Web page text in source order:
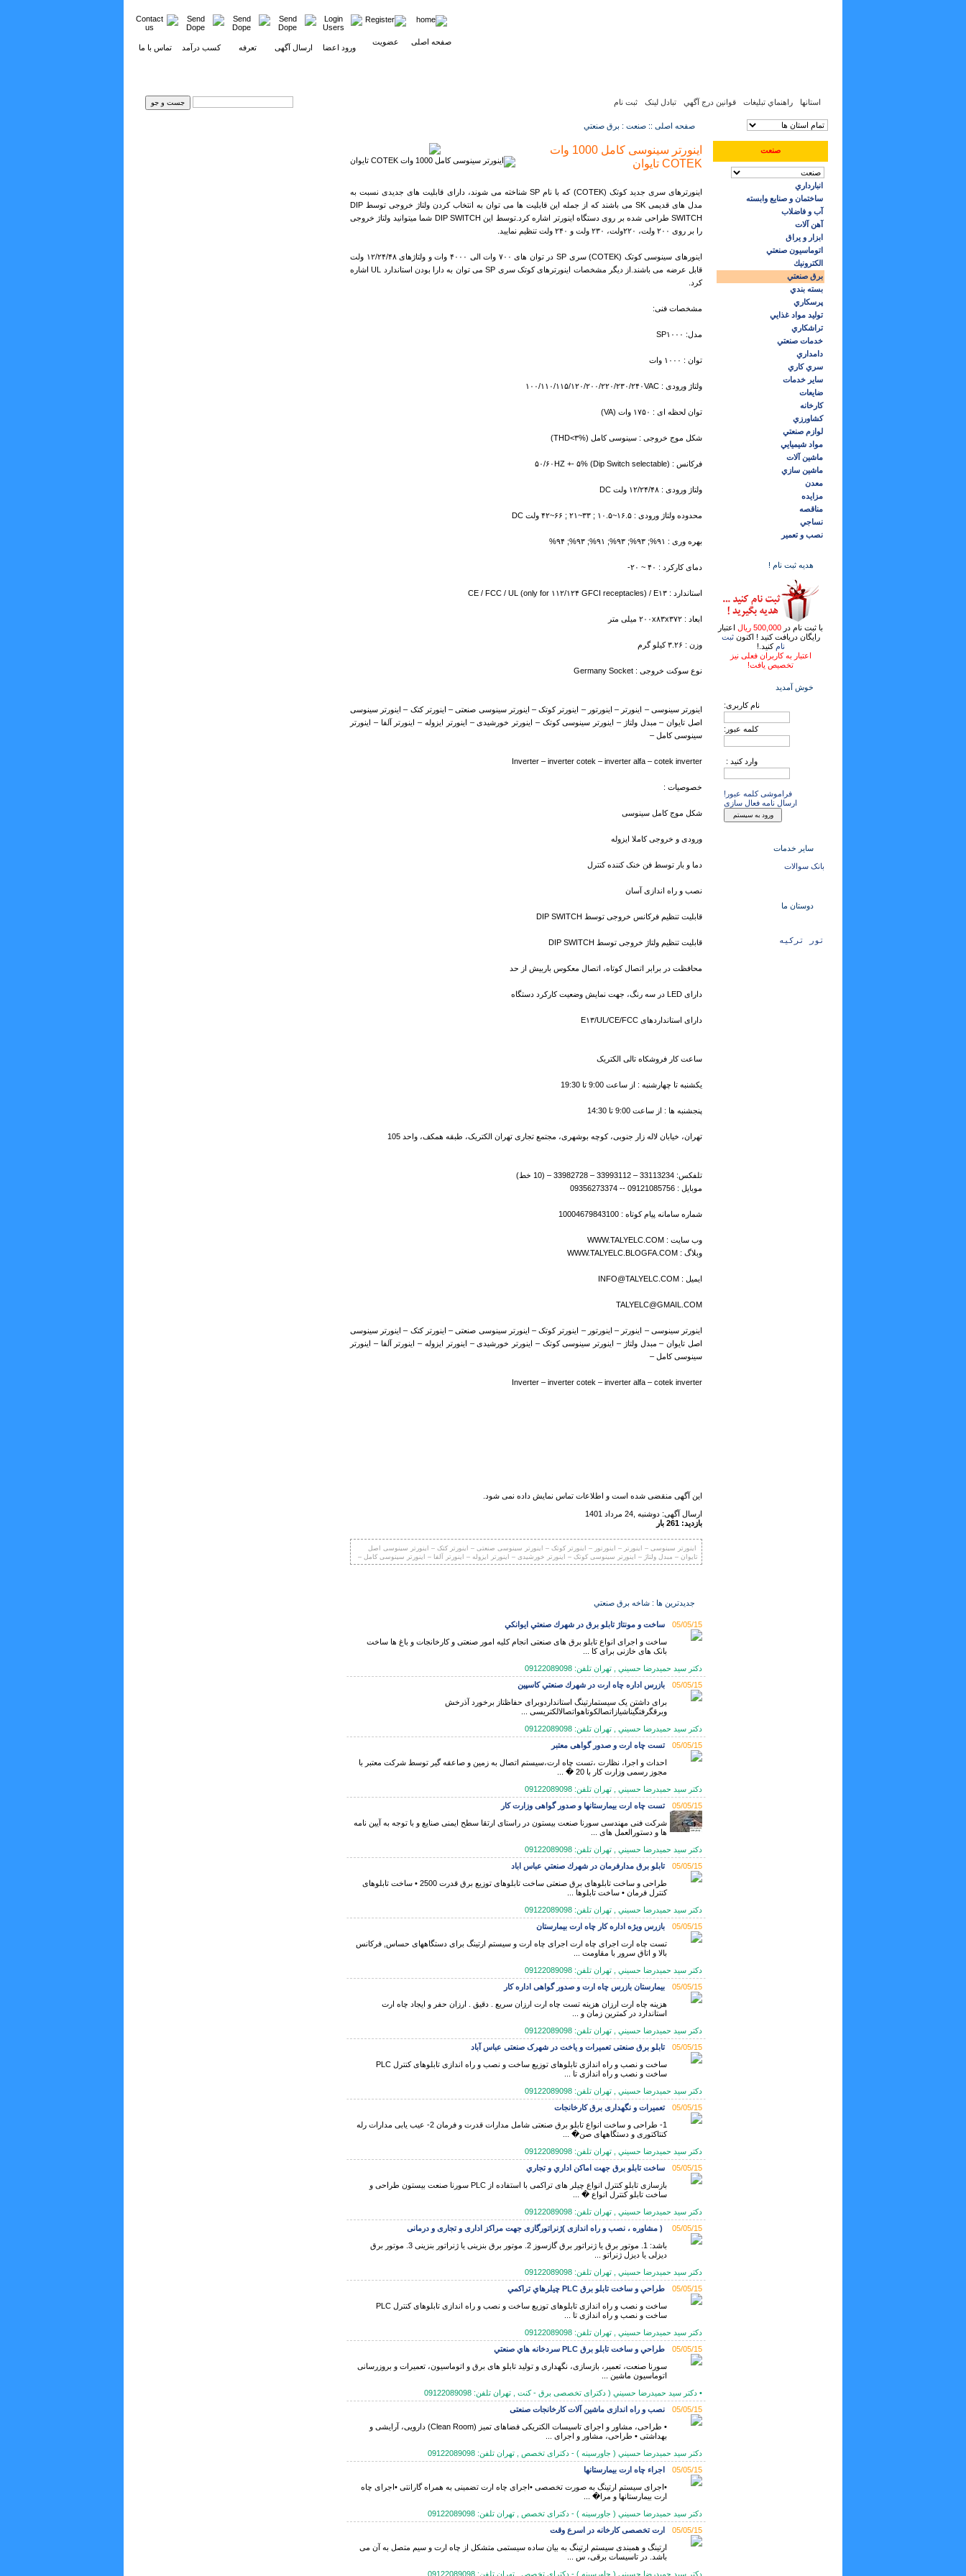
صفحه اصلی عضویت
ورود اعضا ارسال آگهی تعرفه کسب درآمد تماس با ما
استانها راهنماي تبليغات قوانين درج آگهي تبادل لینک ثبت نام
صنعت
انبارداري
ساختمان و صنایع وابسته
آب و فاضلاب
آهن آلات
ابزار و يراق
اتوماسيون صنعتي
الكترونيك
برق صنعتي
بسته بندي
پرسكاري
توليد مواد غذايي
تراشكاري
خدمات صنعتي
دامداري
سري كاري
ساير خدمات
ضايعات
كارخانه
كشاورزي
لوازم صنعتي
مواد شيميايي
ماشين آلات
ماشين سازي
معدن
مزايده
مناقصه
نساجي
نصب و تعمير
هدیه ثبت نام !
با ثبت نام در 500,000 ریال
اعتبار
رایگان دریافت کنید ! اکنونثبت
نام کنید.!
اعتبار به کاربران فعلی نیز
تخصیص یافت!
خوش آمدید
نام کاربری:
کلمه عبور:
وارد کنید :
فراموشی کلمه عبور!
ارسال نامه فعال سازی
سایر خدمات
بانک سوالات
دوستان ما
تور ترکیه
صفحه اصلی :: صنعت : برق صنعتي
اینورتر سینوسی کامل 1000 وات
COTEK تایوان
اینورترهای سری جدید کوتک (COTEK) که با نام SP شناخته می شوند، دارای قابلیت های جدیدی نسبت به
مدل های قدیمی SK می باشند که از جمله این قابلیت ها می توان به انتخاب کردن ولتاژ خروجی توسط DIP
SWITCH طراحی شده بر روی دستگاه اینورتر اشاره کرد.توسط این DIP SWITCH شما میتوانید ولتاژ خروجی
را بر روی ۲۰۰ ولت، ۲۲۰ولت، ۲۳۰ ولت و ۲۴۰ ولت تنظیم نمایید.
اینورهای سینوسی کوتک (COTEK) سری SP در توان های ۷۰۰ وات الی ۴۰۰۰ وات و ولتاژهای ۱۲/۲۴/۴۸ ولت
قابل عرضه می باشند.از دیگر مشخصات اینورترهای کوتک سری SP می توان به دارا بودن استاندارد UL اشاره
کرد.
مشخصات فنی:
مدل: SP۱۰۰۰
توان : ۱۰۰۰ وات
ولتاژ ورودی : ۱۰۰/۱۱۰/۱۱۵/۱۲۰/۲۰۰/۲۲۰/۲۳۰/۲۴۰VAC
توان لحظه ای : ۱۷۵۰ وات (VA)
شکل موج خروجی : سینوسی کامل (THD<۳%)
فرکانس : ۵۰/۶۰HZ +- ۵% (Dip Switch selectable)
ولتاژ ورودی : ۱۲/۲۴/۴۸ ولت DC
محدوده ولتاژ ورودی : ۱۶.۵~۱۰.۵ ; ۳۳~۲۱ ; ۶۶~۴۲ ولت DC
بهره وری : ۹۱%; ۹۳%; ۹۳%; ۹۱%; ۹۳%; ۹۴%
دمای کارکرد : ۴۰ ~ ۲۰-
استاندارد : CE / FCC / UL (only for ۱۱۲/۱۲۴ GFCI receptacles) / E۱۳
ابعاد : ۲۰۰x۸۳x۳۷۲ میلی متر
وزن : ۳.۲۶ کیلو گرم
نوع سوکت خروجی : Germany Socket
اینورتر سینوسی – اینورتر – اینورتور – اینورتر کوتک – اینورتر سینوسی صنعتی – اینورتر کتک – اینورتر سینوسی
اصل تایوان – مبدل ولتاژ – اینورتر سینوسی کوتک – اینورتر خورشیدی – اینورتر ایزوله – اینورتر آلفا – اینورتر
سینوسی کامل –
Inverter – inverter cotek – inverter alfa – cotek inverter
خصوصیات :
شکل موج کامل سینوسی
ورودی و خروجی کاملا ایزوله
دما و بار توسط فن خنک کننده کنترل
نصب و راه اندازی آسان
قابلیت تنظیم فرکانس خروجی توسط DIP SWITCH
قابلیت تنظیم ولتاژ خروجی توسط DIP SWITCH
محافظت در برابر اتصال کوتاه، اتصال معکوس باربیش از حد
دارای LED در سه رنگ، جهت نمایش وضعیت کارکرد دستگاه
دارای استانداردهای E۱۳/UL/CE/FCC
ساعت کار فروشکاه تالی الکتریک
یکشنبه تا چهارشنبه : از ساعت 9:00 تا 19:30
پنجشنبه ها : از ساعت 9:00 تا 14:30
تهران، خیابان لاله زار جنوبی، کوچه بوشهری، مجتمع تجاری تهران الکتریک، طبقه همکف، واحد 105
تلفکس: 33113234 – 33993112 – 33982728 – (10 خط)
موبایل : 09121085756 -- 09356273374
شماره سامانه پیام کوتاه : 10004679843100
وب سایت : WWW.TALYELC.COM
وبلاگ : WWW.TALYELC.BLOGFA.COM
ایمیل : INFO@TALYELC.COM
TALYELC@GMAIL.COM
اینورتر سینوسی – اینورتر – اینورتور – اینورتر کوتک – اینورتر سینوسی صنعتی – اینورتر کتک – اینورتر سینوسی
اصل تایوان – مبدل ولتاژ – اینورتر سینوسی کوتک – اینورتر خورشیدی – اینورتر ایزوله – اینورتر آلفا – اینورتر
سینوسی کامل –
Inverter – inverter cotek – inverter alfa – cotek inverter
این آگهی منقضی شده است و اطلاعات تماس نمایش داده نمی شود.
ارسال آگهی: دوشنبه ,24 مرداد 1401
بازدید: 261 بار
اینورتر سینوسی – اینورتر – اینورتور – اینورتر کوتک – اینورتر سینوسی صنعتی – اینورتر کتک – اینورتر سینوسی اصل
تایوان – مبدل ولتاژ – اینورتر سینوسی کوتک – اینورتر خورشیدی – اینورتر ایزوله – اینورتر آلفا – اینورتر سینوسی کامل –
جدیدترین ها : شاخه برق صنعتي
05/05/15
ساخت و مونتاژ تابلو برق در شهرك صنعتي ايوانكي
ساخت و اجرای انواع تابلو برق های صنعتی انجام کلیه امور صنعتی و کارخانجات و باغ ها ساخت
بانک های خازنی برای کا ...
دكتر سيد حميدرضا حسيني , تهران تلفن: 09122089098
05/05/15
بازرس اداره چاه ارت در شهرك صنعتي كاسپين
برای داشتن یک سیستمارتینگ استانداردوبرای حفاظتاز برخورد آذرخش
وبرقگرفتگیناشیازاتصالکوتاهواتصالالکتریسی ...
دكتر سيد حميدرضا حسيني , تهران تلفن: 09122089098
05/05/15
تست چاه ارت و صدور گواهی معتبر
احداث و اجرا، نظارت ،تست چاه ارت،سیستم اتصال به زمین و صاعقه گیر توسط شرکت معتبر با
مجوز رسمی وزارت کار با 20 � ...
دكتر سيد حميدرضا حسيني , تهران تلفن: 09122089098
05/05/15
تست چاه ارت بیمارستانها و صدور گواهی وزارت کار
شرکت فنی مهندسی سورنا صنعت بیستون در راستای ارتقا سطح ایمنی صنایع و با توجه به آیین نامه
ها و دستورالعمل های ...
دكتر سيد حميدرضا حسيني , تهران تلفن: 09122089098
05/05/15
تابلو برق مدارفرمان در شهرك صنعتي عباس اباد
طراحی و ساخت تابلوهای برق صنعتی ساخت تابلوهای توزیع برق قدرت 2500 • ساخت تابلوهای
کنترل فرمان • ساخت تابلوها ...
دكتر سيد حميدرضا حسيني , تهران تلفن: 09122089098
05/05/15
بازرس ويژه اداره كار چاه ارت بيمارستان
تست چاه ارت اجرای چاه ارت اجرای چاه ارت و سیستم ارتینگ برای دستگاههای حساس, فرکانس
بالا و اتاق سرور با مقاومت ...
دكتر سيد حميدرضا حسيني , تهران تلفن: 09122089098
05/05/15
بیمارستان بازرس چاه ارت و صدور گواهی اداره کار
هزینه چاه ارت ارزان هزینه تست چاه ارت ارزان سریع . دقیق . ارزان حفر و ایجاد چاه ارت
استاندارد در کمترین زمان و ...
دكتر سيد حميدرضا حسيني , تهران تلفن: 09122089098
05/05/15
تابلو برق صنعتی تعمیرات و یاخت در شهرک صنعتی عباس آباد
ساخت و نصب و راه اندازی تابلوهای توزیع ساخت و نصب و راه اندازی تابلوهای کنترل PLC
ساخت و نصب و راه اندازی تا ...
دكتر سيد حميدرضا حسيني , تهران تلفن: 09122089098
05/05/15
تعمیرات و نگهداری برق کارخانجات
1- طراحی و ساخت انواع تابلو برق صنعتی شامل مدارات قدرت و فرمان 2- عیب یابی مدارات رله
کنتاکتوری و دستگاههای صن� ...
دكتر سيد حميدرضا حسيني , تهران تلفن: 09122089098
05/05/15
ساخت تابلو برق جهت اماكن اداري و تجاري
بازسازی تابلو کنترل انواع چیلر های تراکمی با استفاده از PLC سورنا صنعت بيستون طراحی و
ساخت تابلو کنترل انواع � ...
دكتر سيد حميدرضا حسيني , تهران تلفن: 09122089098
05/05/15
( مشاوره ، نصب و راه اندازی )ژنراتورگازی جهت مراکز اداری و تجاری و درمانی
باشد: 1. موتور برق یا ژنراتور برق گازسوز 2. موتور برق بنزینی یا ژنراتور بنزینی 3. موتور برق
دیزلی یا دیزل ژنراتو ...
دكتر سيد حميدرضا حسيني , تهران تلفن: 09122089098
05/05/15
طراحي و ساخت تابلو برق PLC چيلرهاي تراكمي
ساخت و نصب و راه اندازی تابلوهای توزیع ساخت و نصب و راه اندازی تابلوهای کنترل PLC
ساخت و نصب و راه اندازی تا ...
دكتر سيد حميدرضا حسيني , تهران تلفن: 09122089098
05/05/15
طراحي و ساخت تابلو برق PLC سردخانه هاي صنعتي
سورنا صنعت، تعمیر، بازسازی، نگهداری و تولید تابلو های برق و اتوماسیون، تعمیرات و بروزرسانی
اتوماسیون ماشین ...
• دکتر سيد حميدرضا حسيني ( دکترای تخصصی برق - كنت , تهران تلفن: 09122089098
05/05/15
نصب و راه اندازی ماشین آلات کارخانجات صنعتی
• طراحی، مشاور و اجرای تاسیسات الکتریکی فضاهای تمیز (Clean Room) دارویی، آرایشی و
بهداشتی • طراحی، مشاور و اجرای ...
دکتر سيد حميدرضا حسيني ( جاورسینه ) - دکترای تخصص , تهران تلفن: 09122089098
05/05/15
اجراء چاه ارت بیمارستانها
•اجرای سیستم ارتینگ به صورت تخصصی •اجرای چاه ارت تضمینی به همراه گارانتی •اجرای چاه
ارت بیمارستانها و مرا� ...
دکتر سيد حميدرضا حسيني ( جاورسینه ) - دکترای تخصص , تهران تلفن: 09122089098
05/05/15
ارت تخصصی کارخانه در اسرع وقت
ارتینگ و همبندی سیستم ارتینگ به بیان ساده سیستمی متشکل از چاه ارت و سیم متصل به آن می
باشد. در تاسیسات برقی، س ...
دکتر سيد حميدرضا حسيني ( جاورسینه ) - دکترای تخصص , تهران تلفن: 09122089098